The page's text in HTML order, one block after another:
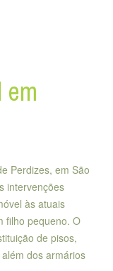
em
Perdizes, em São
intervenções
às atuais
filho pequeno. O
de pisos,
dos armários